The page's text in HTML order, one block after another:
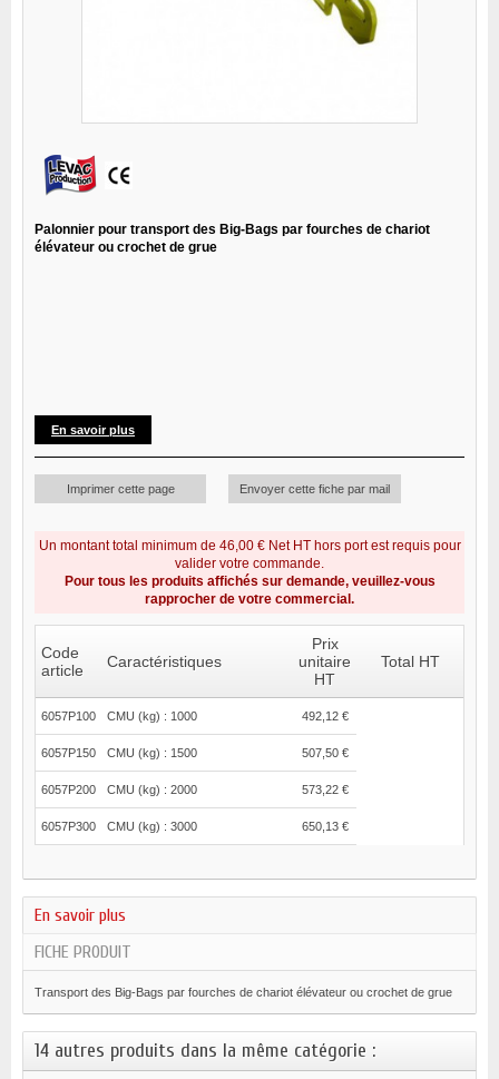
Palonnier pour transport des Big-Bags par fourches de chariot
élévateur ou crochet de grue
En savoir plus
Imprimer cette page Envoyer cette fiche par mail
Un montant total minimum de 46,00 € Net HT hors port est requis pour
valider votre commande.
Pour tous les produits affichés sur demande, veuillez-vous
rapprocher de votre commercial.
Code
article
Caractéristiques
Prix
unitaire
HT
Total HT
6057P100 CMU (kg) : 1000 492,12 €
6057P150 CMU (kg) : 1500 507,50 €
6057P200 CMU (kg) : 2000 573,22 €
6057P300 CMU (kg) : 3000 650,13 €
En savoir plus
FICHE PRODUIT
Transport des Big-Bags par fourches de chariot élévateur ou crochet de grue
14 autres produits dans la même catégorie :